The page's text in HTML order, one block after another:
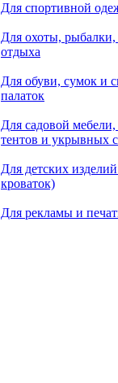
Для спортивной
Для охоты, рыбалки,
отдыха
Для обуви, сумок и
палаток
Для садовой мебели,
тентов и укрывных
Для детских
кроваток)
Для рекламы и